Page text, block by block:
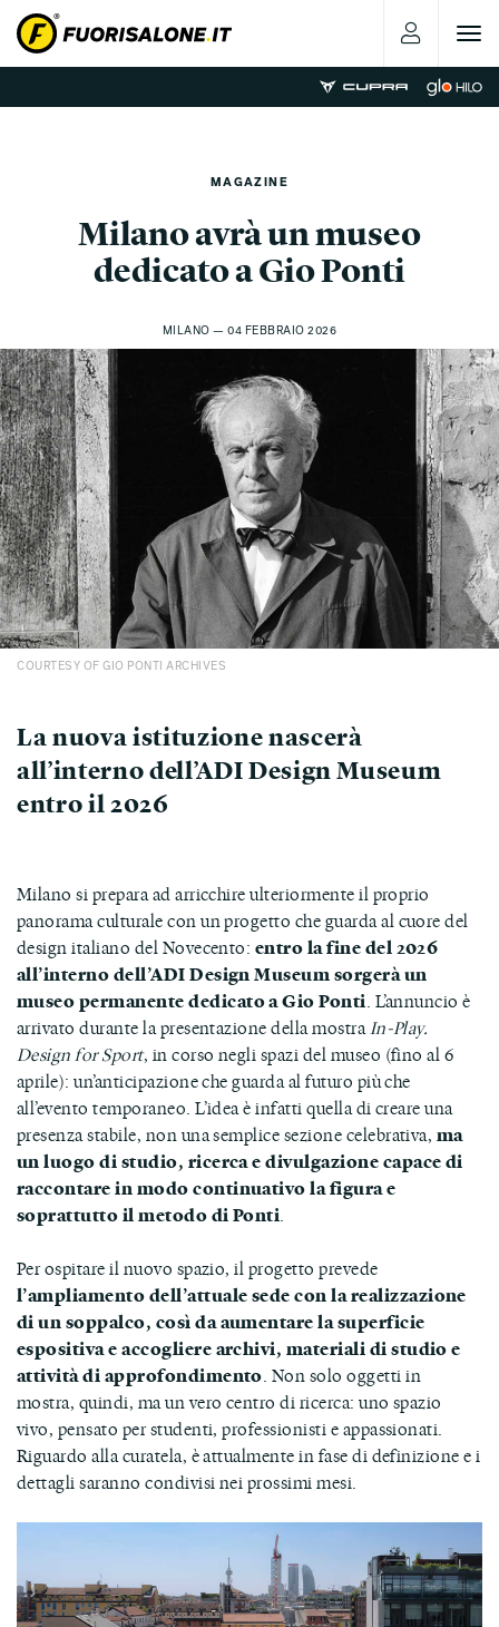
Toggle
MAGAZINE
Milano avrà un museo
dedicato a Gio Ponti
MILANO — 04 FEBBRAIO 2026
COURTESY OF GIO PONTI ARCHIVES
La nuova istituzione nascerà
all’interno dell’ADI Design Museum
entro il 2026
Milano si prepara ad arricchire ulteriormente il proprio
panorama culturale con un progetto che guarda al cuore del
design italiano del Novecento: entro la fine del 2026
all’interno dell’ADI Design Museum sorgerà un
museo permanente dedicato a Gio Ponti. L’annuncio è
arrivato durante la presentazione della mostraIn-Play.
Design for Sport, in corso negli spazi del museo (fino al 6
aprile): un’anticipazione che guarda al futuro più che
all’evento temporaneo. L’idea è infatti quella di creare una
presenza stabile, non una semplice sezione celebrativa, ma
un luogo di studio, ricerca e divulgazione capace di
raccontare in modo continuativo la figura e
soprattutto il metodo di Ponti.
Per ospitare il nuovo spazio, il progetto prevede
l’ampliamento dell’attuale sede con la realizzazione
di un soppalco, così da aumentare la superficie
espositiva e accogliere archivi, materiali di studio e
attività di approfondimento. Non solo oggetti in
mostra, quindi, ma un vero centro di ricerca: uno spazio
vivo, pensato per studenti, professionisti e appassionati.
Riguardo alla curatela, è attualmente in fase di definizione e i
dettagli saranno condivisi nei prossimi mesi.